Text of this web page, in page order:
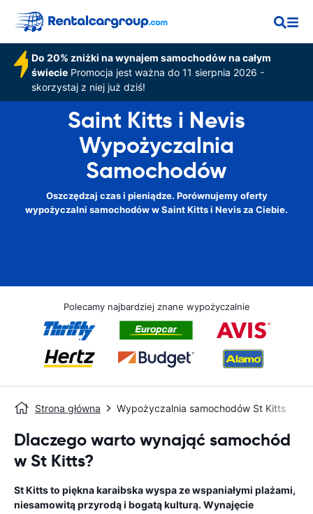
Do 20% zniżki na wynajem samochodów na całym
świeciePromocja jest ważna do 11 sierpnia 2026 -
skorzystaj z niej już dziś!
Saint Kitts i Nevis
Wypożyczalnia
Samochodów
Oszczędzaj czas i pieniądze. Porównujemy oferty
wypożyczalni samochodów w Saint Kitts i Nevis za Ciebie.
Polecamy najbardziej znane wypożyczalnie
Strona główna Wypożyczalnia samochodów St Kitts
Dlaczego warto wynająć samochód
w St Kitts?
St Kitts to piękna karaibska wyspa ze wspaniałymi plażami,
niesamowitą przyrodą i bogatą kulturą. Wynajęcie